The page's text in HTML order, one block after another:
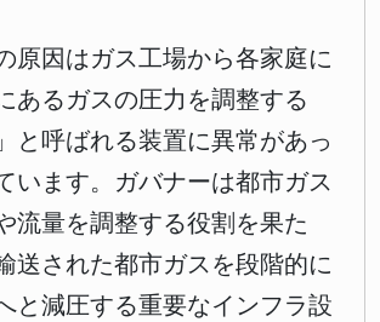
原因はガス工場から各家庭に
あるガスの圧力を調整する
と呼ばれる装置に異常があっ
います。ガバナーは都市ガス
流量を調整する役割を果た
送された都市ガスを段階的に
と減圧する重要なインフラ設